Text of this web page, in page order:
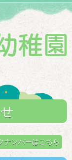
ナンバーはこちら